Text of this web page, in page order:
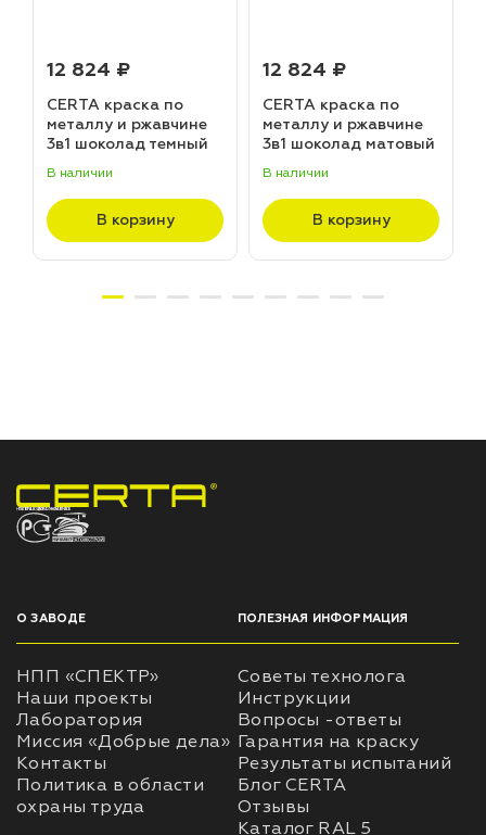
12 824 ₽
CERTA краска по
металлу и ржавчине
3в1 шоколад темный
(20,0кг)
В наличии
В корзину
12 824 ₽
CERTA краска по
металлу и ржавчине
3в1 шоколад матовый
В наличии
В корзину
НПП «СПЕКТР» ЗАВОД ЛАКОКРАСОЧНЫХ МАТЕРИАЛОВ
О ЗАВОДЕ
НПП «СПЕКТР»
Наши проекты
Лаборатория
Миссия «Добрые дела»
Контакты
Политика в области
ПОЛЕЗНАЯ ИНФОРМАЦИЯ
Советы технолога
Инструкции
Вопросы -ответы
Гарантия на краску
Результаты испытаний
Блог CERTA
Отзывы
Каталог RAL 5